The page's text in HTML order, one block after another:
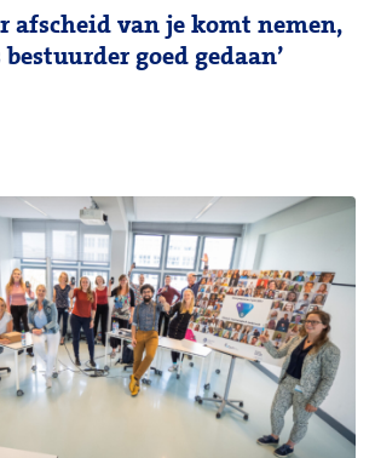
afscheid van je komt nemen,
goed gedaan’